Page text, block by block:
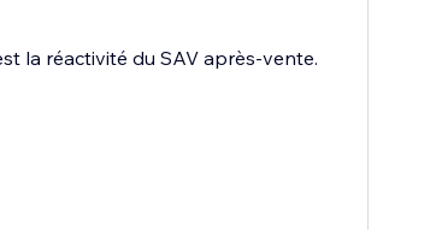
la réactivité du SAV après-vente.